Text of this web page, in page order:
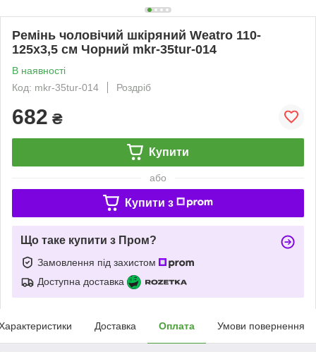
Ремінь чоловічий шкіряний Weatro 110-
125х3,5 см Чорний mkr-35tur-014
В наявності
Код: mkr-35tur-014
Роздріб
682 ₴
Купити
або
Купити з
Що таке купити з Пром?
Замовлення під захистом
Доступна доставка
Доставка Оплата Умови повернення